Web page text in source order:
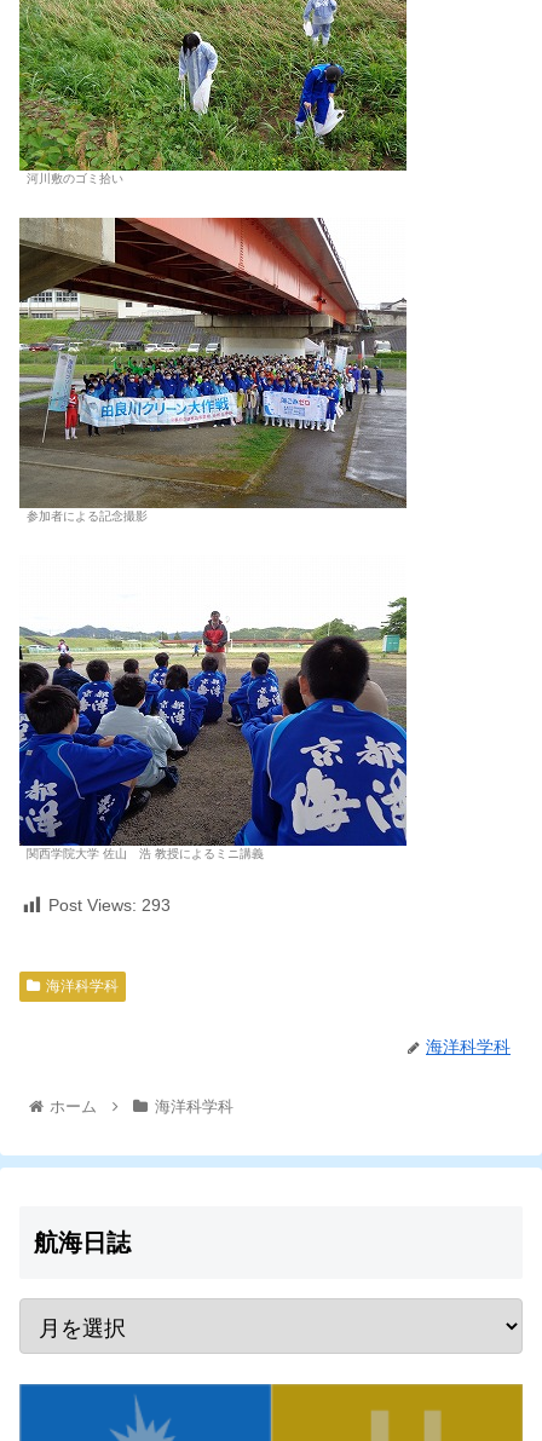
河川敷のゴミ拾い
参加者による記念撮影
関西学院大学 佐山 浩 教授によるミニ講義
Post Views: 293
海洋科学科
海洋科学科
ホーム 海洋科学科
航海日誌